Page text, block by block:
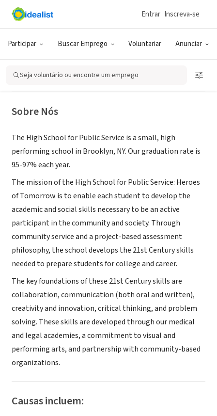
Participar Buscar Emprego Voluntariar Anunciar
Entrar Inscreva-se
Seja voluntário ou encontre um emprego
GOVERNO (SETOR PÚBLICO)
High School for Public
Service:Heroes of Tomorrow
Brooklyn, NY|highschoolforpublicservice.com
Sobre Nós
The High School for Public Service is a small, high
performing school in Brooklyn, NY. Our graduation rate is
95-97% each year.
The mission of the High School for Public Service: Heroes
of Tomorrow is to enable each student to develop the
academic and social skills necessary to be an active
participant in the community and society. Through
community service and a project-based assessment
philosophy, the school develops the 21st Century skills
needed to prepare students for college and career.
The key foundations of these 21st Century skills are
collaboration, communication (both oral and written),
creativity and innovation, critical thinking, and problem
solving. These skills are developed through our medical
and legal academies, a commitment to visual and
performing arts, and partnership with community-based
organizations.
Causas incluem: